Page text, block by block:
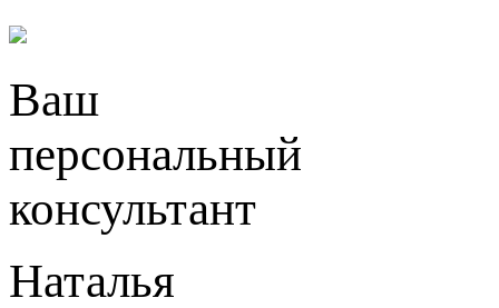
Ваш
персональный
консультант
Наталья